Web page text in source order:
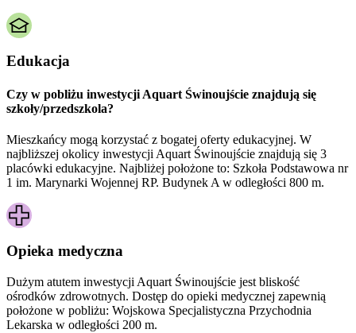
Edukacja
Czy w pobliżu inwestycji Aquart Świnoujście znajdują się
szkoły/przedszkola?
Mieszkańcy mogą korzystać z bogatej oferty edukacyjnej. W
najbliższej okolicy inwestycji Aquart Świnoujście znajdują się 3
placówki edukacyjne. Najbliżej położone to: Szkoła Podstawowa nr
1 im. Marynarki Wojennej RP. Budynek A w odległości 800 m.
Opieka medyczna
Dużym atutem inwestycji Aquart Świnoujście jest bliskość
ośrodków zdrowotnych. Dostęp do opieki medycznej zapewnią
położone w pobliżu: Wojskowa Specjalistyczna Przychodnia
Lekarska w odległości 200 m.